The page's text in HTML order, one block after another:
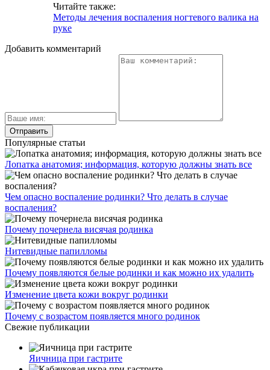
Читайте также:
Методы лечения воспаления ногтевого валика на
руке
Добавить комментарий
Популярные статьи
Лопатка анатомия; информация, которую должны знать все
Чем опасно воспаление родинки? Что делать в случае
воспаления?
Почему почернела висячая родинка
Нитевидные папилломы
Почему появляются белые родинки и как можно их удалить
Изменение цвета кожи вокруг родинки
Почему с возрастом появляется много родинок
Свежие публикации
Яичница при гастрите